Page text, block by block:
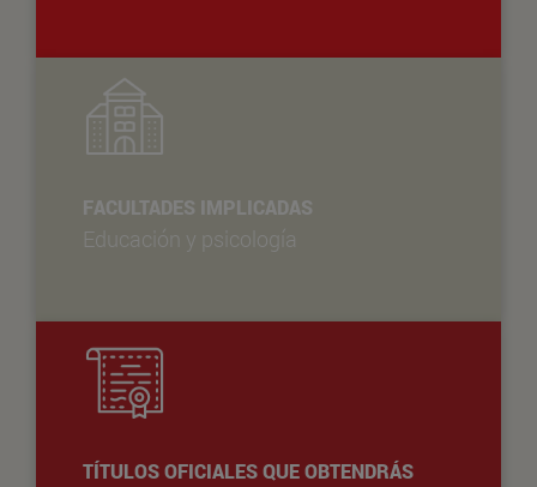
FACULTADES IMPLICADAS
Educación y psicología
TÍTULOS OFICIALES QUE OBTENDRÁS